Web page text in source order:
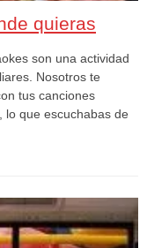
quieras
son una actividad
Nosotros te
tus canciones
lo que escuchabas de